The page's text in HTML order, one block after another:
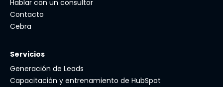
Hablar con un consultor
Contacto
Cebra
Servicios
Generación de Leads
Capacitación y entrenamiento de HubSpot